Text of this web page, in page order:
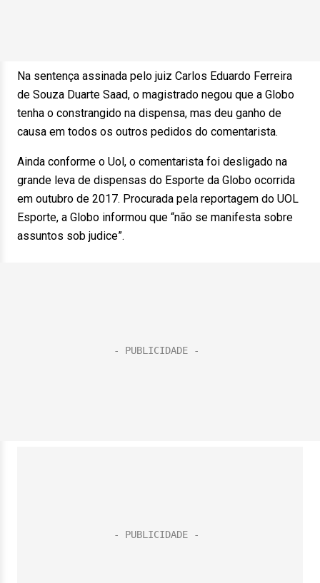
Na sentença assinada pelo juiz Carlos Eduardo Ferreira
de Souza Duarte Saad, o magistrado negou que a Globo
tenha o constrangido na dispensa, mas deu ganho de
causa em todos os outros pedidos do comentarista.
Ainda conforme o Uol, o comentarista foi desligado na
grande leva de dispensas do Esporte da Globo ocorrida
em outubro de 2017. Procurada pela reportagem do UOL
Esporte, a Globo informou que “não se manifesta sobre
assuntos sob judice”.